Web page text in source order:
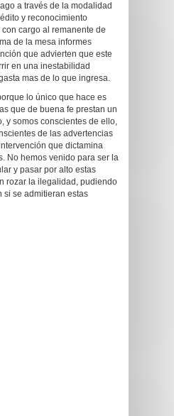
a través de la modalidad
y reconocimiento
cargo al remanente de
de la mesa informes
que advierten que este
en una inestabilidad
mas de lo que ingresa.
lo único que hace es
que de buena fe prestan un
y somos conscientes de ello,
de las advertencias
que dictamina
No hemos venido para ser la
y pasar por alto estas
rozar la ilegalidad, pudiendo
si se admitieran estas